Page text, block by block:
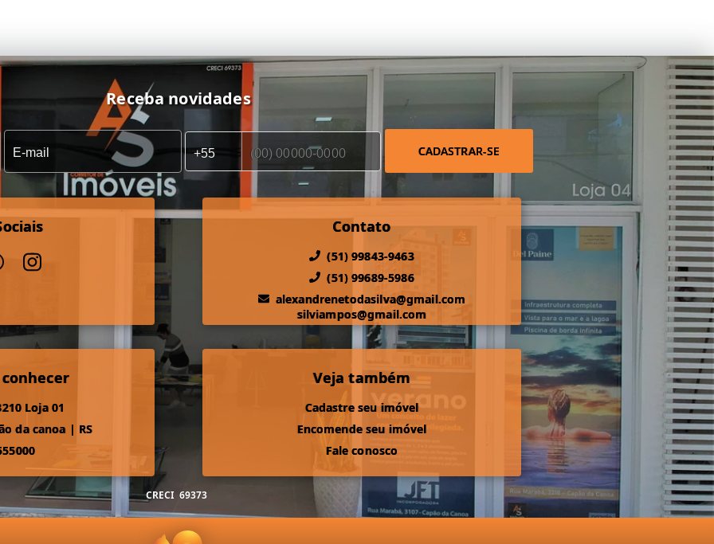
Receba novidades
CADASTRAR-SE
Contato
(51) 99843-9463
(51) 99689-5986
alexandrenetodasilva@gmail.com
silviampos@gmail.com
Loja 01
da canoa | RS
Veja também
Cadastre seu imóvel
Encomende seu imóvel
Fale conosco
CRECI 69373